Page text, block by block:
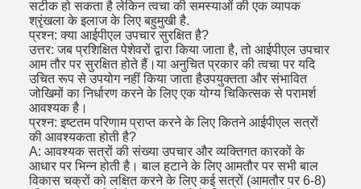
सटीक हो सकता है लेकिन त्वचा की समस्याओं की एक व्यापक
श्रृंखला के इलाज के लिए बहुमुखी है.
प्रश्न: क्या आईपीएल उपचार सुरक्षित है?
उत्तर: जब प्रशिक्षित पेशेवरों द्वारा किया जाता है, तो आईपीएल उपचार
आम तौर पर सुरक्षित होते हैं।या अनुचित प्रकार की त्वचा पर यदि
उचित रूप से उपयोग नहीं किया जाता हैउपयुक्तता और संभावित
जोखिमों का निर्धारण करने के लिए एक योग्य चिकित्सक से परामर्श
आवश्यक है।
प्रश्न: इष्टतम परिणाम प्राप्त करने के लिए कितने आईपीएल सत्रों
की आवश्यकता होती है?
A: आवश्यक सत्रों की संख्या उपचार और व्यक्तिगत कारकों के
आधार पर भिन्न होती है। बाल हटाने के लिए आमतौर पर सभी बाल
विकास चक्रों को लक्षित करने के लिए कई सत्रों (आमतौर पर 6-8)